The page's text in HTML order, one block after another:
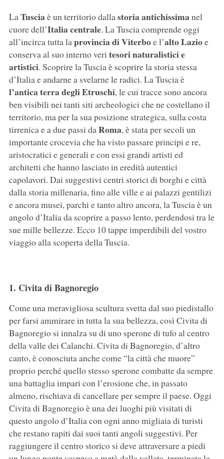
LaTusciaè un territorio dallastoria antichissimanel
cuore dell’Italia centrale. La Tuscia comprende oggi
all’incirca tutta laprovincia di Viterboe l’alto Lazioe
conserva al suo interno veri tesori naturalistici e
artistici. Scoprire la Tuscia è scoprire la storia stessa
d’Italia e andarne a svelarne le radici. La Tuscia è
l’antica terra degli Etruschi, le cui tracce sono ancora
ben visibili nei tanti siti archeologici che ne costellano il
territorio, ma per la sua posizione strategica, sulla costa
tirrenica e a due passi daRoma, è stata per secoli un
importante crocevia che ha visto passare principi e re,
aristocratici e generali e con essi grandi artisti ed
architetti che hanno lasciato in eredità autentici
capolavori. Dai suggestivi centri storici di borghi e città
dalla storia millenaria, fino alle ville e ai palazzi gentilizi
e ancora musei, parchi e tanto altro ancora, la Tuscia è un
angolo d’Italia da scoprire a passo lento, perdendosi tra le
sue mille bellezze. Ecco 10 tappe imperdibili del vostro
viaggio alla scoperta della Tuscia.
1. Civita di Bagnoregio
Come una meravigliosa scultura svetta dal suo piedistallo
per farsi ammirare in tutta la sua bellezza, così Civita di
Bagnoregio si innalza su di uno sperone di tufo al centro
della valle dei Calanchi. Civita di Bagnoregio, d’altro
canto, è conosciuta anche come “la città che muore”
proprio perché quello stesso sperone combatte da sempre
una battaglia impari con l’erosione che, in passato
almeno, rischiava di cancellare per sempre il paese. Oggi
Civita di Bagnoregio è una dei luoghi più visitati di
questo angolo d’Italia con ogni anno migliaia di turisti
che restano rapiti dai suoi tanti angoli suggestivi. Per
raggiungere il centro storico si deve attraversare a piedi